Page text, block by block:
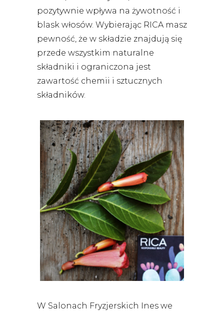
pozytywnie wpływa na żywotność i
blask włosów. Wybierając RICA masz
pewność, że w składzie znajdują się
przede wszystkim naturalne
składniki i ograniczona jest
zawartość chemii i sztucznych
składników.
W Salonach Fryzjerskich Ines we